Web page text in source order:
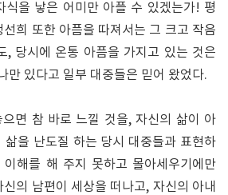
식을 낳은 어미만 아플 수 있겠는가! 평
희 또한 아픔을 따져서는 그 크고 작음
, 당시에 온통 아픔을 가지고 있는 것은
만 있다고 일부 대중들은 믿어 왔었다.
면 참 바로 느낄 것을, 자신의 삶이 아
삶을 난도질 하는 당시 대중들과 표현하
해를 해 주지 못하고 몰아세우기에만
의 남편이 세상을 떠나고, 자신의 아내